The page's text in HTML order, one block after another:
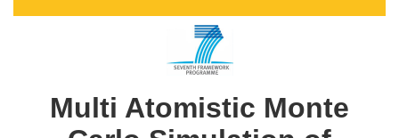
Multi Atomistic Monte